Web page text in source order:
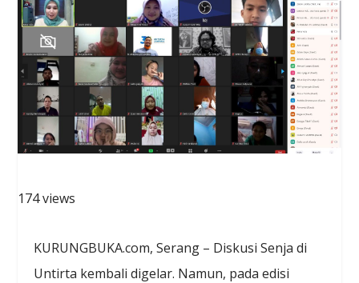
174 views
KURUNGBUKA.com, Serang – Diskusi Senja di
Untirta kembali digelar. Namun, pada edisi